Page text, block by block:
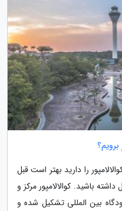
برویم؟
را دارید بهتر است قبل
داشته باشید. کوالالامپور مرکز و
بین المللی تشکیل شده و